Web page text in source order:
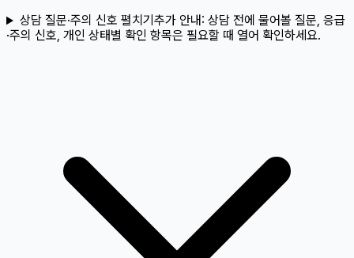
상담 질문·주의 신호 펼치기 추가 안내: 상담 전에 물어볼 질문, 응급
·주의 신호, 개인 상태별 확인 항목은 필요할 때 열어 확인하세요.